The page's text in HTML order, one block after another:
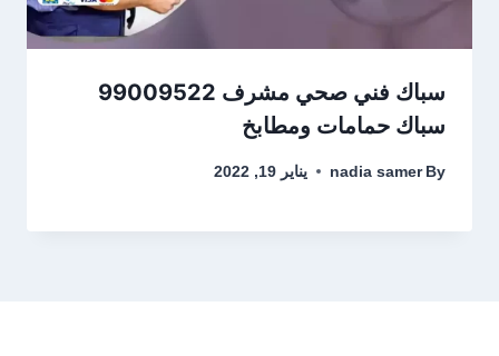
سباك فني صحي مشرف 99009522
سباك حمامات ومطابخ
By
nadia samer يناير 19, 2022